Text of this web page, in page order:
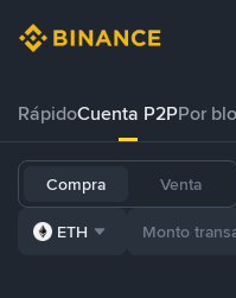
RápidoCuenta P2PPor
Compra Venta
ETH